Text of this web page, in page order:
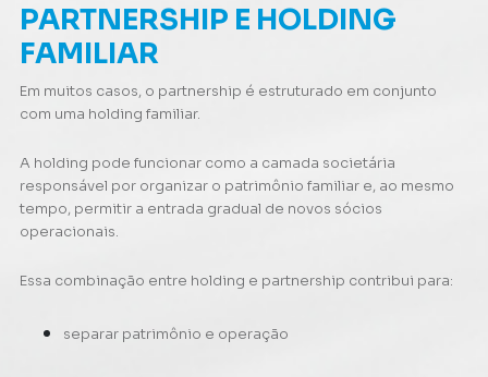
PARTNERSHIP E HOLDING
FAMILIAR
Em muitos casos, o partnership é estruturado em conjunto
com uma holding familiar.
A holding pode funcionar como a camada societária
responsável por organizar o patrimônio familiar e, ao mesmo
tempo, permitir a entrada gradual de novos sócios
operacionais.
Essa combinação entre holding e partnership contribui para:
separar patrimônio e operação